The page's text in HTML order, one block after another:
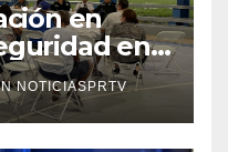
en
en
NOTICIASPRTV